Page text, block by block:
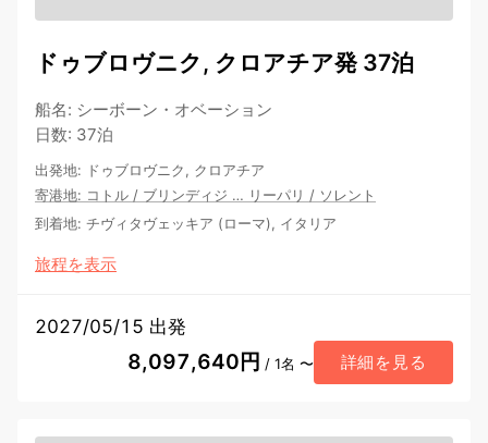
ドゥブロヴニク, クロアチア発 37泊
船名: シーボーン・オベーション
日数: 37泊
出発地: ドゥブロヴニク, クロアチア
寄港地: コトル / ブリンディジ … リーパリ / ソレント
到着地: チヴィタヴェッキア (ローマ), イタリア
旅程を表示
2027/05/15 出発
8,097,640円 / 1名 〜 詳細を見る